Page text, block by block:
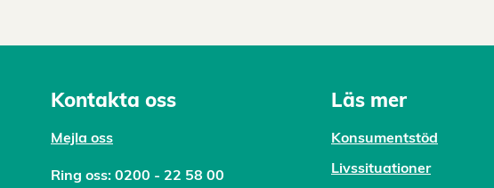
Kontakta oss
Mejla oss
Ring oss: 0200 - 22 58 00
Läs mer
Konsumentstöd
Livssituationer